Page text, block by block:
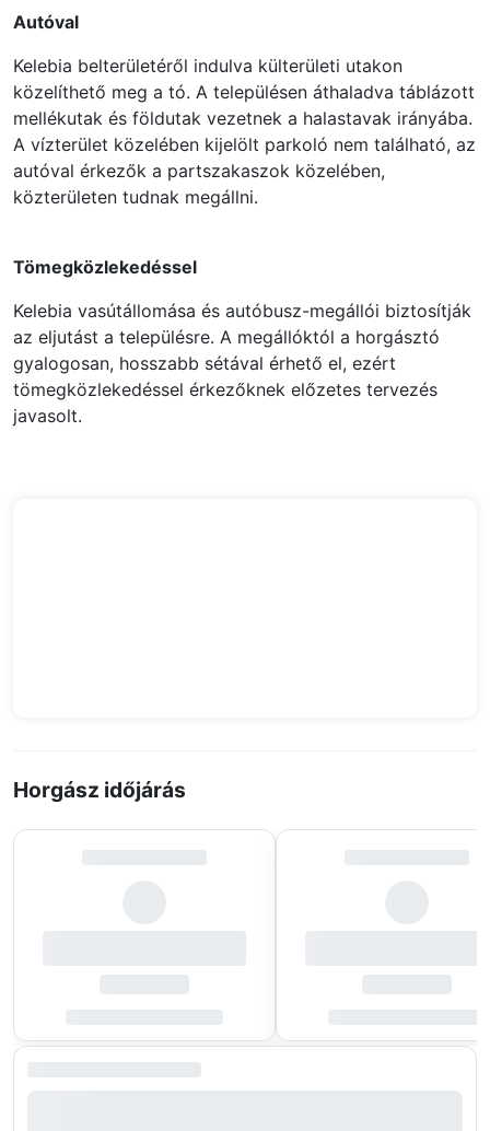
Autóval
Kelebia belterületéről indulva külterületi utakon
közelíthető meg a tó. A településen áthaladva táblázott
mellékutak és földutak vezetnek a halastavak irányába.
A vízterület közelében kijelölt parkoló nem található, az
autóval érkezők a partszakaszok közelében,
közterületen tudnak megállni.
Tömegközlekedéssel
Kelebia vasútállomása és autóbusz-megállói biztosítják
az eljutást a településre. A megállóktól a horgásztó
gyalogosan, hosszabb sétával érhető el, ezért
tömegközlekedéssel érkezőknek előzetes tervezés
javasolt.
Horgász időjárás